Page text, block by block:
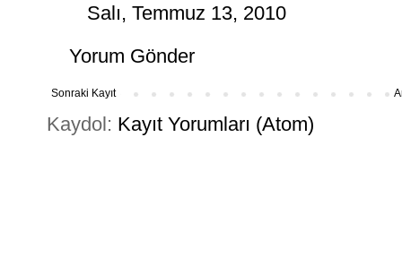
Salı, Temmuz 13, 2010
Yorum Gönder
Sonraki Kayıt
Kaydol: Kayıt Yorumları (Atom)